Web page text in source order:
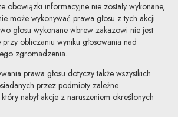
obowiązki informacyjne nie zostały wykonane,
może wykonywać prawa głosu z tych akcji.
głosu wykonane wbrew zakazowi nie jest
obliczaniu wyniku głosowania nad
zgromadzenia.
prawa głosu dotyczy także wszystkich
przez podmioty zależne
nabył akcje z naruszeniem określonych